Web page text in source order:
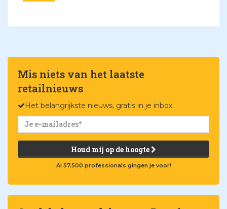
Mis niets van het laatste
retailnieuws
Het belangrijkste nieuws, gratis in je inbox
Houd mij op de hoogte
Al 57.500 professionals gingen je voor!